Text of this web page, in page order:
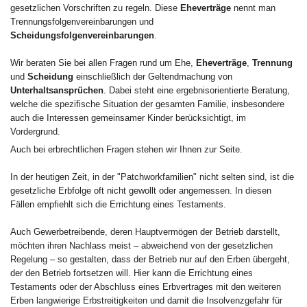
gesetzlichen Vorschriften zu regeln. Diese Eheverträge nennt man
Trennungsfolgenvereinbarungen und
Scheidungsfolgenvereinbarungen
Wir beraten Sie bei allen Fragen rund um Ehe, Eheverträge Trennung
und Scheidung einschließlich der Geltendmachung von
Unterhaltsansprüchen . Dabei steht eine ergebnisorientierte Beratung,
welche die spezifische Situation der gesamten Familie, insbesondere
auch die Interessen gemeinsamer Kinder berücksichtigt, im
Vordergrund.
Auch bei erbrechtlichen Fragen stehen wir Ihnen zur Seite.
In der heutigen Zeit, in der "Patchworkfamilien" nicht selten sind, ist die
gesetzliche Erbfolge oft nicht gewollt oder angemessen. In diesen
Fällen empfiehlt sich die Errichtung eines Testaments.
Auch Gewerbetreibende, deren Hauptvermögen der Betrieb darstellt,
möchten ihren Nachlass meist – abweichend von der gesetzlichen
Regelung – so gestalten, dass der Betrieb nur auf den Erben übergeht,
der den Betrieb fortsetzen will. Hier kann die Errichtung eines
Testaments oder der Abschluss eines Erbvertrages mit den weiteren
Erben langwierige Erbstreitigkeiten und damit die Insolvenzgefahr für